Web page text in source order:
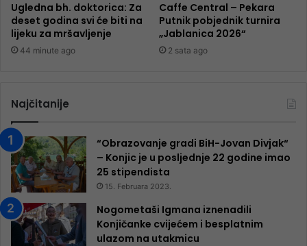
Ugledna bh. doktorica: Za
deset godina svi će biti na
lijeku za mršavljenje
44 minute ago
Caffe Central – Pekara
Putnik pobjednik turnira
„Jablanica 2026“
2 sata ago
Najčitanije
“Obrazovanje gradi BiH-Jovan Divjak“
– Konjic je u posljednje 22 godine imao
25 ​​stipendista
15. Februara 2023.
Nogometaši Igmana iznenadili
Konjičanke cvijećem i besplatnim
ulazom na utakmicu